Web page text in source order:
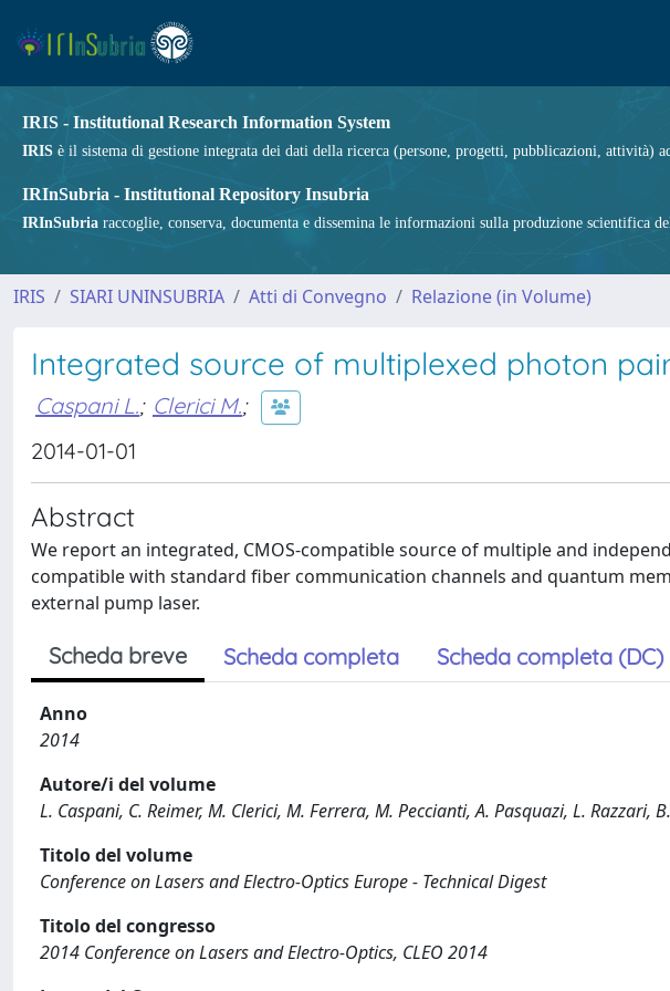
IRIS - Institutional Research Information System
IRIS è il sistema di gestione integrata dei dati della ricerca (persone, progetti, pubblicazioni, attività)
IRInSubria - Institutional Repository Insubria
IRInSubria raccoglie, conserva, documenta e dissemina le informazioni sulla produzione scientifica
IRIS SIARI UNINSUBRIA Atti di Convegno Relazione (in Volume)
Integrated source of multiplexed photon
Caspani L.; Clerici M.;
2014-01-01
Abstract
We report an integrated, CMOS-compatible source of multiple and
compatible with standard fiber communication channels and quantum
external pump laser.
Scheda breve Scheda completa Scheda completa (DC)
Anno
2014
Autore/i del volume
L. Caspani, C. Reimer, M. Clerici, M. Ferrera, M. Peccianti, A. Pasquazi, L. Razzari,
Titolo del volume
Conference on Lasers and Electro-Optics Europe - Technical Digest
Titolo del congresso
2014 Conference on Lasers and Electro-Optics, CLEO 2014